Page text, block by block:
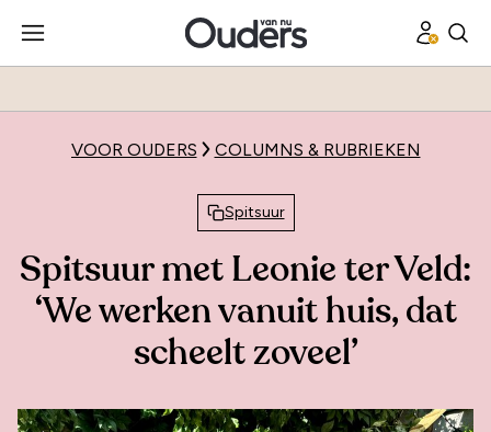
VOOR OUDERS COLUMNS & RUBRIEKEN
Spitsuur
Spitsuur met Leonie ter Veld:
‘We werken vanuit huis, dat
scheelt zoveel’